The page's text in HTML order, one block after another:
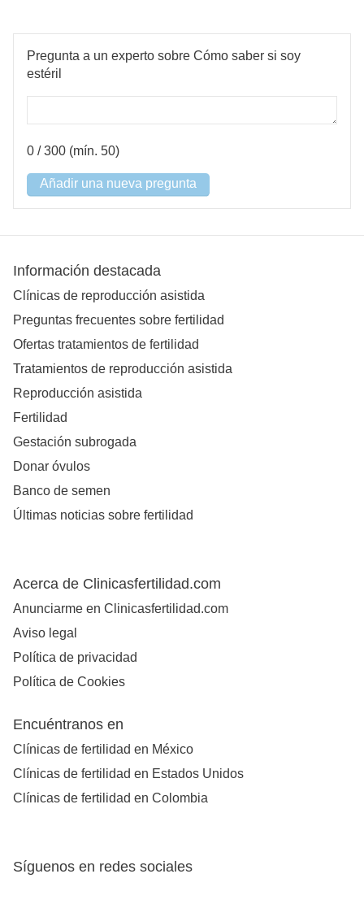
Pregunta a un experto sobre Cómo saber si soy
estéril
0 / 300 (mín. 50)
Añadir una nueva pregunta
Información destacada
Clínicas de reproducción asistida
Preguntas frecuentes sobre fertilidad
Ofertas tratamientos de fertilidad
Tratamientos de reproducción asistida
Reproducción asistida
Fertilidad
Gestación subrogada
Donar óvulos
Banco de semen
Últimas noticias sobre fertilidad
Acerca de Clinicasfertilidad.com
Anunciarme en Clinicasfertilidad.com
Aviso legal
Política de privacidad
Política de Cookies
Encuéntranos en
Clínicas de fertilidad en México
Clínicas de fertilidad en Estados Unidos
Clínicas de fertilidad en Colombia
Síguenos en redes sociales